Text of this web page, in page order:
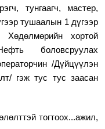
тунгаагч, мастер,
тушаалын 1 дүгээр
Хөдөлмөрийн хортой
боловсруулах
/Дүйцүүлэн
гэж тус тус заасан
тогтоох...ажил,